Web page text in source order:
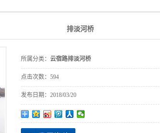
排淡河桥
所属分类： 云宿路排淡河桥
点击次数： 594
发布日期： 2018/03/20